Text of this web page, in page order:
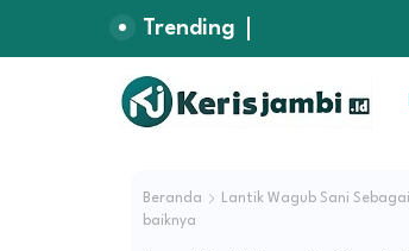
Trending
Beranda
Lantik Wagub Sani
baiknya